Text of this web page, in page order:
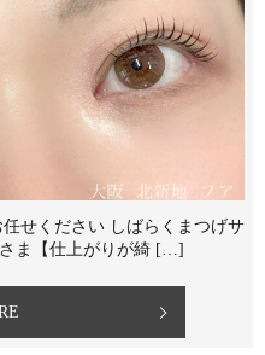
せください しばらくまつげサ
ま【仕上がりが綺 […]